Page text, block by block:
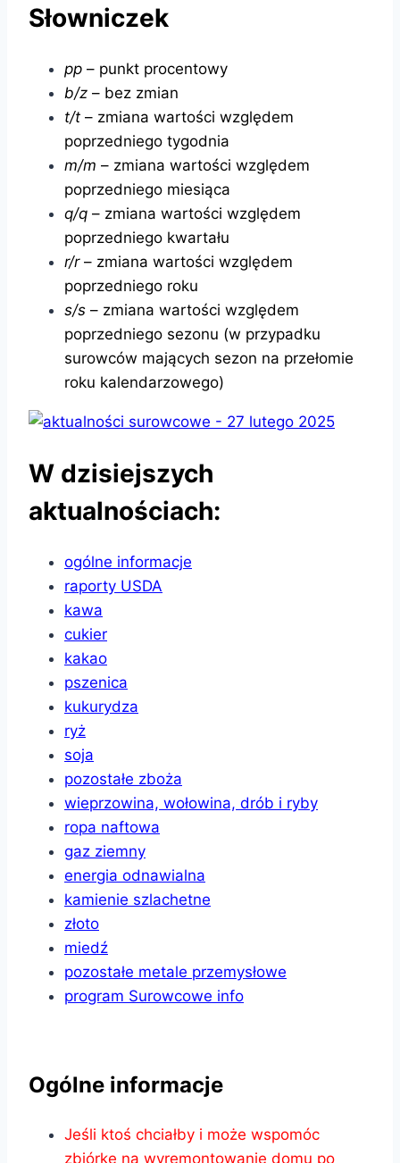
Słowniczek
pp – punkt procentowy
b/z – bez zmian
t/t – zmiana wartości względem
poprzedniego tygodnia
m/m – zmiana wartości względem
poprzedniego miesiąca
q/q – zmiana wartości względem
poprzedniego kwartału
r/r– zmiana wartości względem
poprzedniego roku
s/s – zmiana wartości względem
poprzedniego sezonu (w przypadku
surowców mających sezon na przełomie
roku kalendarzowego)
W dzisiejszych
aktualnościach:
ogólne informacje
raporty USDA
kawa
cukier
kakao
pszenica
kukurydza
ryż
soja
pozostałe zboża
wieprzowina, wołowina, drób i ryby
ropa naftowa
gaz ziemny
energia odnawialna
kamienie szlachetne
złoto
miedź
pozostałe metale przemysłowe
program Surowcowe info
Ogólne informacje
Jeśli ktoś chciałby i może wspomóc
zbiórkę na wyremontowanie domu po